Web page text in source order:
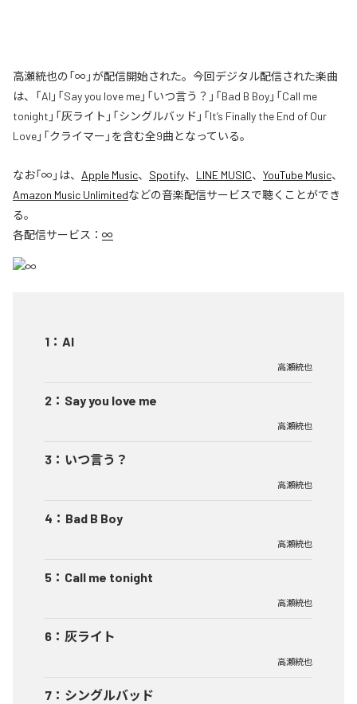
高瀬統也の「∞」が配信開始された。今回デジタル配信された楽曲
は、「AI」「Say you love me」「いつ言う？」「Bad B Boy」「Call me
tonight」「灰ライト」「シングルバッド」「It’s Finally the End of Our
Love」「クライマー」を含む全9曲となっている。
なお「∞ 」は、 Apple Music、 Spotify、 LINE MUSIC、 YouTube Music、
Amazon Music Unlimitedなどの音楽配信サービスで聴くことができ
る。
各配信サービス： ∞
1 ： AI
高瀬統也
2 ： Say you love me
高瀬統也
3 ： いつ言う？
高瀬統也
4 ： Bad B Boy
高瀬統也
5 ： Call me tonight
高瀬統也
6 ： 灰ライト
高瀬統也
7 ： シングルバッド